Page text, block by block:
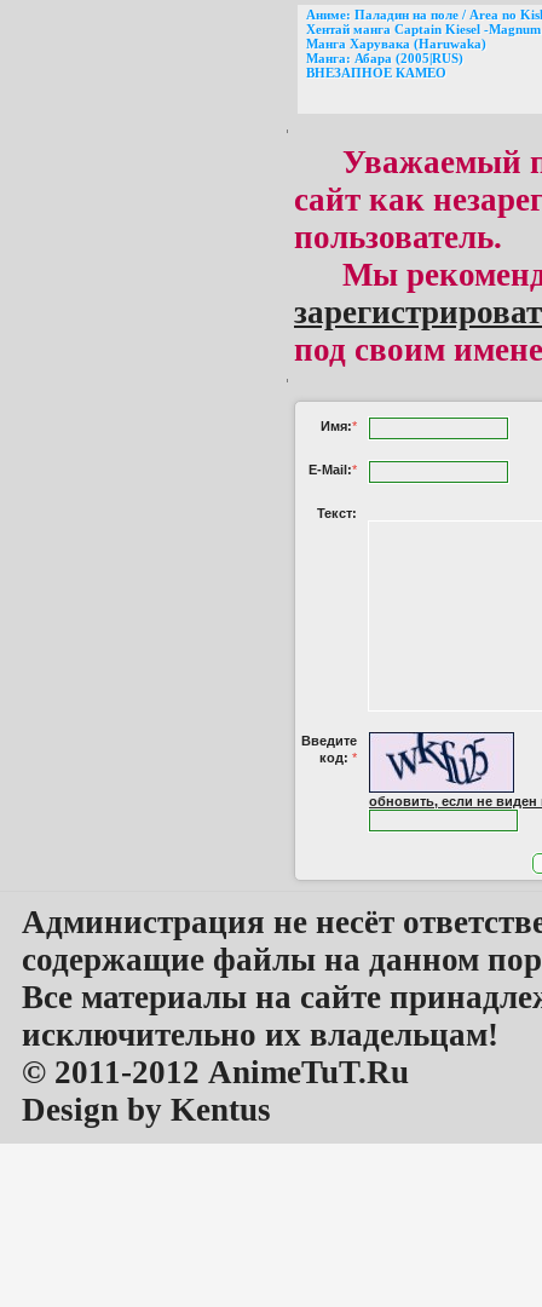
Аниме: Паладин на поле / Area no
Хентай манга Captain Kiesel -
Манга Харувака (Haruwaka)
Манга: Абара (2005|RUS)
ВНЕЗАПНОЕ КАМЕО
Уважаемый
сайт как
пользователь.
Мы
под своим
Имя:*
E-Mail:*
Текст:
Введите
код: *
обновить, если не виден
Администрация не несёт
содержащие файлы на данном
Все материалы на сайте
исключительно их владельцам!
© 2011-2012 AnimeTuT.Ru
Design by Kentus